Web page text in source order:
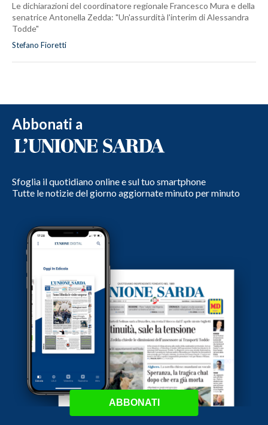
Le dichiarazioni del coordinatore regionale Francesco Mura e della
senatrice Antonella Zedda: "Un'assurdità l'interim di Alessandra
Todde"
Stefano Fioretti
Abbonati a
Sfoglia il quotidiano online e sul tuo smartphone
Tutte le notizie del giorno aggiornate minuto per minuto
ABBONATI